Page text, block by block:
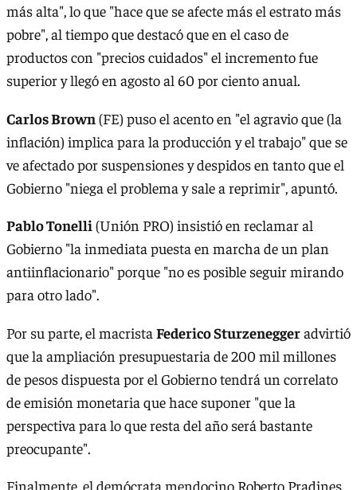
más alta", lo que "hace que se afecte más el estrato más
pobre", al tiempo que destacó que en el caso de
productos con "precios cuidados" el incremento fue
superior y llegó en agosto al 60 por ciento anual.
Carlos Brown (FE) puso el acento en "el agravio que (la
inflación) implica para la producción y el trabajo" que se
ve afectado por suspensiones y despidos en tanto que el
Gobierno "niega el problema y sale a reprimir", apuntó.
Pablo Tonelli (Unión PRO) insistió en reclamar al
Gobierno "la inmediata puesta en marcha de un plan
antiinflacionario" porque "no es posible seguir mirando
para otro lado".
Por su parte, el macrista Federico Sturzeneggeradvirtió
que la ampliación presupuestaria de 200 mil millones
de pesos dispuesta por el Gobierno tendrá un correlato
de emisión monetaria que hace suponer "que la
perspectiva para lo que resta del año será bastante
preocupante".
Finalmente, el demócrata mendocino Roberto Pradines